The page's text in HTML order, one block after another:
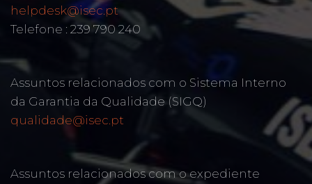
helpdesk@isec.pt
Telefone : 239 790 240
Assuntos relacionados com o Sistema Interno
da Garantia da Qualidade (SIGQ)
qualidade@isec.pt
Assuntos relacionados com o expediente